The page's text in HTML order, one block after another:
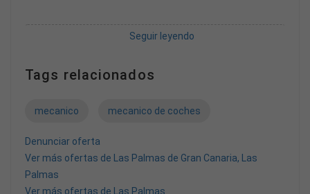
Mantén los vehículos en perfecto estado y realiza
reparaciones complejas.
Servicio y mantenimiento: Asegúrate de que cada coche
funcione de manera óptima.
Seguir leyendo
Tags relacionados
mecanico mecanico de coches
Denunciar oferta
Ver más ofertas de Las Palmas de Gran Canaria, Las
Palmas
Ver más ofertas de Las Palmas